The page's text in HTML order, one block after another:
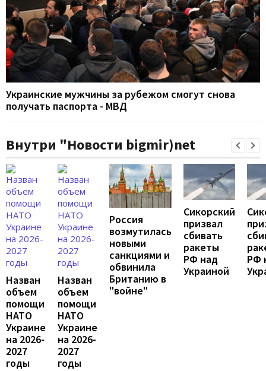
Украинские мужчины за рубежом смогут снова
получать паспорта - МВД
Внутри "Новости bigmir)net
Назван
объем
помощи
НАТО
Украине
на 2026-
2027
годы
Назван
объем
помощи
НАТО
Украине
на 2026-
2027
годы
Россия
возмутилась
новыми
санкциями и
обвинила
Британию в
"войне"
Сикорский
призвал
сбивать
ракеты
РФ над
Украиной
РФ